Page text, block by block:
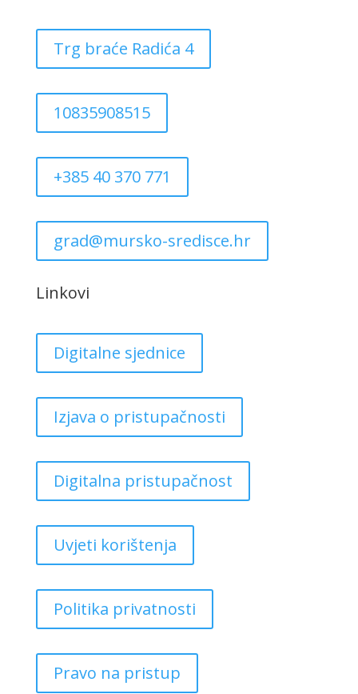
Trg braće Radića 4
10835908515
+385 40 370 771
grad@mursko-sredisce.hr
Linkovi
Digitalne sjednice
Izjava o pristupačnosti
Digitalna pristupačnost
Uvjeti korištenja
Politika privatnosti
Pravo na pristup